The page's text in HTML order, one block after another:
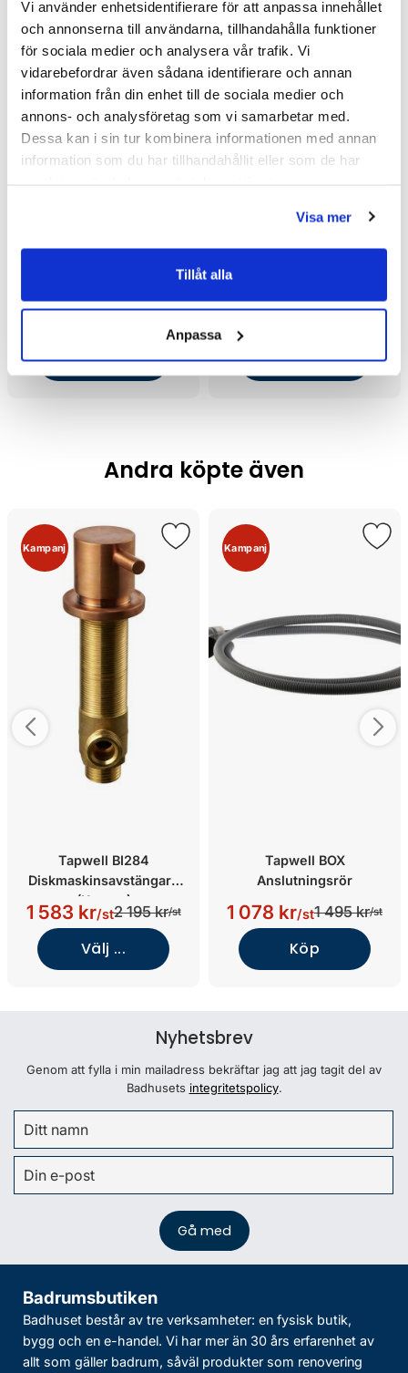
Vi använder enhetsidentifierare för att anpassa innehållet
och annonserna till användarna, tillhandahålla funktioner
för sociala medier och analysera vår trafik. Vi
vidarebefordrar även sådana identifierare och annan
information från din enhet till de sociala medier och
annons- och analysföretag som vi samarbetar med.
Dessa kan i sin tur kombinera informationen med annan
information som du har tillhandahållit eller som de har
Visa mer
Tillåt alla
Anpassa
inbyggnad (Krom)
Välj ...
inbyggnad (Krom)
Välj ...
Andra köpte även
Kampanj
Tapwell BI284
Diskmaskinsavstängare
(Koppar)
1 583 kr/st2 195 kr/st
Välj ...
Kampanj
Tapwell BOX
Anslutningsrör
1 078 kr/st1 495 kr/st
Köp
Nyhetsbrev
Genom att fylla i min mailadress bekräftar jag att jag tagit del av
Badhusets integritetspolicy.
Badrumsbutiken
Badhuset består av tre verksamheter: en fysisk butik,
bygg och en e-handel. Vi har mer än 30 års erfarenhet av
allt som gäller badrum, såväl produkter som renovering